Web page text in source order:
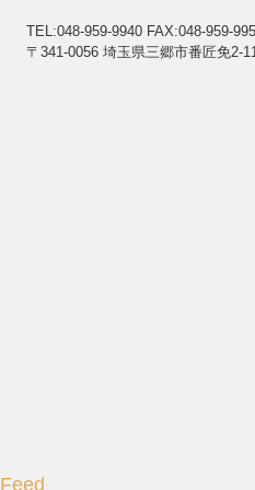
TEL:048-959-9940 FAX:048-959-
〒341-0056 埼玉県三郷市番匠免2-
Feed